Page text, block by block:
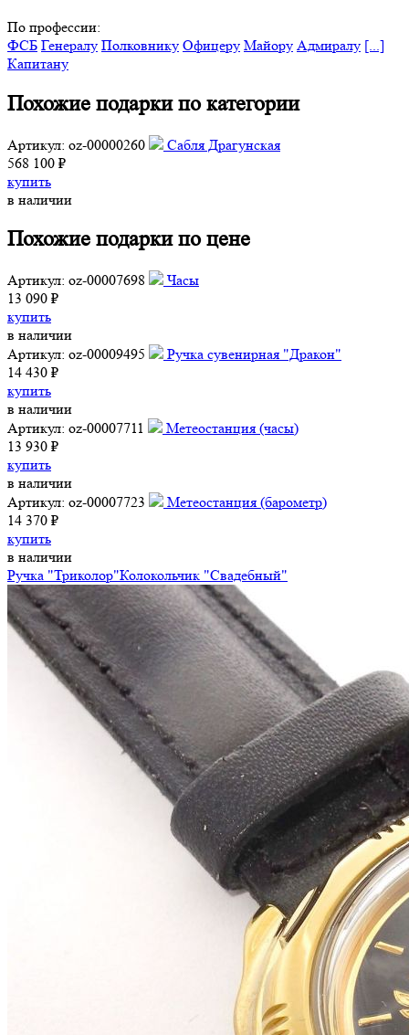
По профессии:
ФСБ Генералу Полковнику Офицеру Майору Адмиралу [...]
Капитану
Похожие подарки по категории
Артикул: oz-00000260
Сабля Драгунская
568 100 ₽
купить
в наличии
Похожие подарки по цене
Артикул: oz-00007698
Часы
13 090 ₽
купить
в наличии
Артикул: oz-00009495
Ручка сувенирная "Дракон"
14 430 ₽
купить
в наличии
Артикул: oz-00007711
Метеостанция (часы)
13 930 ₽
купить
в наличии
Артикул: oz-00007723
Метеостанция (барометр)
14 370 ₽
купить
в наличии
Ручка "Триколор"Колокольчик "Свадебный"